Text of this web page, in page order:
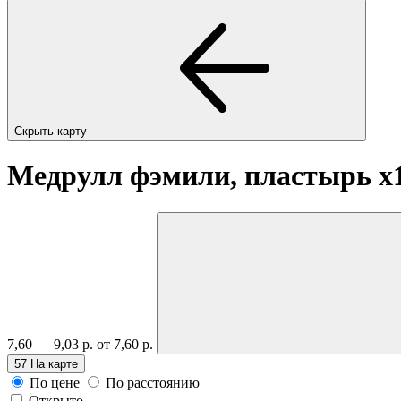
Скрыть карту
Медрулл фэмили, пластырь
7,60 — 9,03 р. от 7,60 р.
57 На карте
По цене
По расстоянию